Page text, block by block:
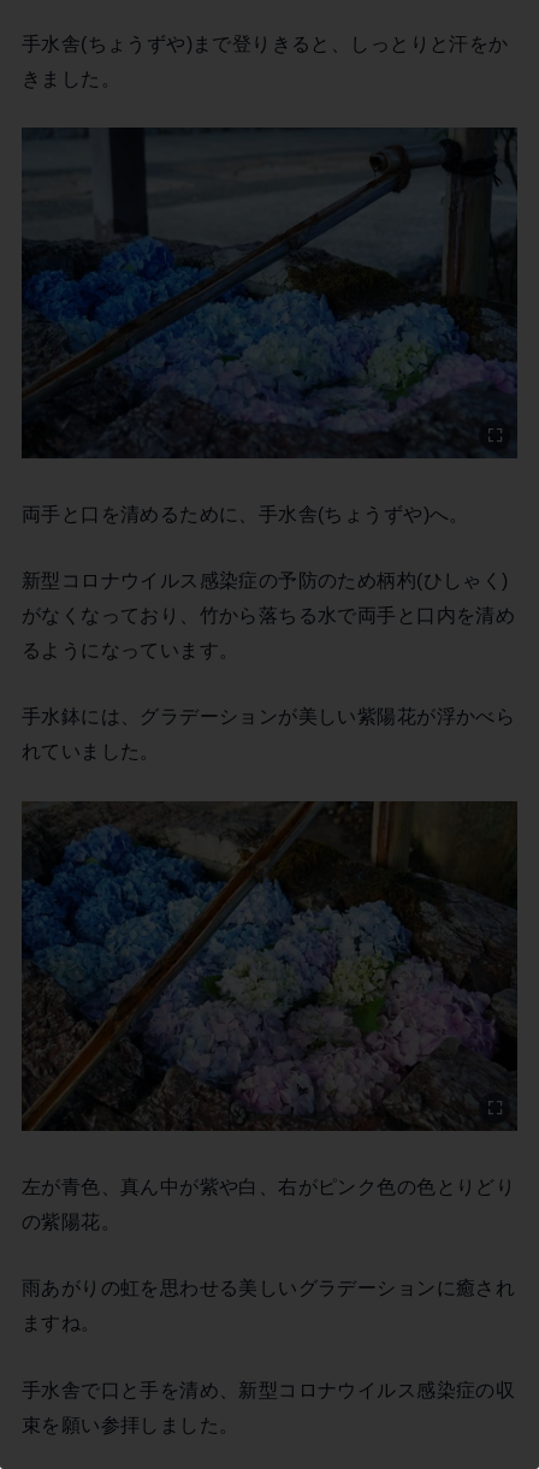
手水舎(ちょうずや)まで登りきると、しっとりと汗をか
きました。
両手と口を清めるために、手水舎(ちょうずや)へ。
新型コロナウイルス感染症の予防のため柄杓(ひしゃく)
がなくなっており、竹から落ちる水で両手と口内を清め
るようになっています。
手水鉢には、グラデーションが美しい紫陽花が浮かべら
れていました。
左が青色、真ん中が紫や白、右がピンク色の色とりどり
の紫陽花。
雨あがりの虹を思わせる美しいグラデーションに癒され
ますね。
手水舎で口と手を清め、新型コロナウイルス感染症の収
束を願い参拝しました。
この記事を書いた市民ライター
まつこ